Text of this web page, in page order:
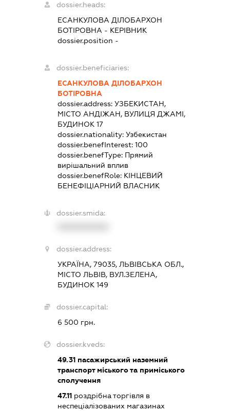
dossier.heads:
ЕСАНКУЛОВА ДІЛОБАРХОН
БОТІРОВНА - КЕРІВНИК
dossier.position -
dossier.beneficiaries:
ЕСАНКУЛОВА ДІЛОБАРХОН
БОТІРОВНА
dossier.address: УЗБЕКИСТАН,
МІСТО АНДІЖАН, ВУЛИЦЯ ДЖАМІ,
БУДИНОК 17
dossier.nationality: Узбекистан
dossier.benefInterest: 100
dossier.benefType: Прямий
вирішальний вплив
dossier.benefRole: КІНЦЕВИЙ
БЕНЕФІЦІАРНИЙ ВЛАСНИК
dossier.smida:
dossier.address:
УКРАЇНА, 79035, ЛЬВІВСЬКА ОБЛ.,
МІСТО ЛЬВІВ, ВУЛ.ЗЕЛЕНА,
БУДИНОК 149
dossier.capital:
6 500 грн.
dossier.kveds:
49.31пасажирський наземний
транспорт міського та приміського
сполучення
47.11роздрібна торгівля в
неспеціалізованих магазинах